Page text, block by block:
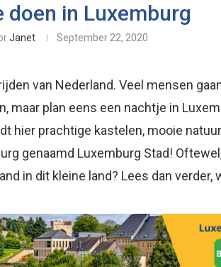
doen in Luxemburg
Janet September 22, 2020
van Nederland. Veel mensen
maar plan eens een nachtje in
hier prachtige kastelen, mooie
genaamd Luxemburg Stad!
in dit kleine land? Lees dan verder,